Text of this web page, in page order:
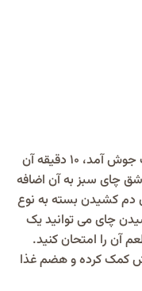
یک فنجان آب را بگذارید بجوشد وقتی آب جوش آمد، 10 دقیقه آن
چای سبز به آن اضافه
دم کشیدن بسته به نوع
چای می توانید یک
آن را امتحان کنید.
کمک کرده و هضم غذا